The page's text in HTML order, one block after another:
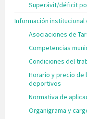
Superávit/déficit
Información
Asociaciones de
Competencias
Condiciones del
Horario y precio
deportivos
Normativa de
Organigrama y